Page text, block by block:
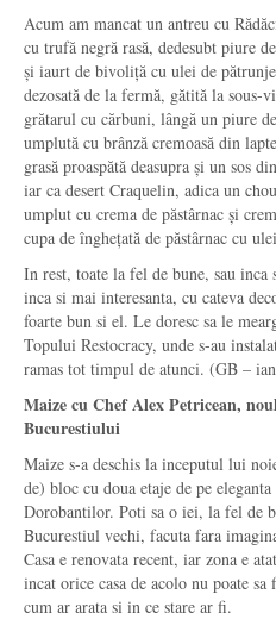
Acum am mancat un antreu cu
cu trufă negră rasă, dedesubt piure
și iaurt de bivoliță cu ulei de
dezosată de la fermă, gătită la sous-
grătarul cu cărbuni, lângă un piure
umplută cu brânză cremoasă din
grasă proaspătă deasupra și un sos
iar ca desert Craquelin, adica un
umplut cu crema de păstârnac și
cupa de înghețată de păstârnac cu
In rest, toate la fel de bune, sau
inca si mai interesanta, cu cateva
foarte bun si el. Le doresc sa le
Topului Restocracy, unde s-au
ramas tot timpul de atunci. (GB –
Maize cu Chef Alex Petricean,
Bucurestiului
Maize s-a deschis la inceputul lui
de) bloc cu doua etaje de pe
Dorobantilor. Poti sa o iei, la fel de
Bucurestiul vechi, facuta fara
Casa e renovata recent, iar zona e
incat orice casa de acolo nu poate
cum ar arata si in ce stare ar fi.